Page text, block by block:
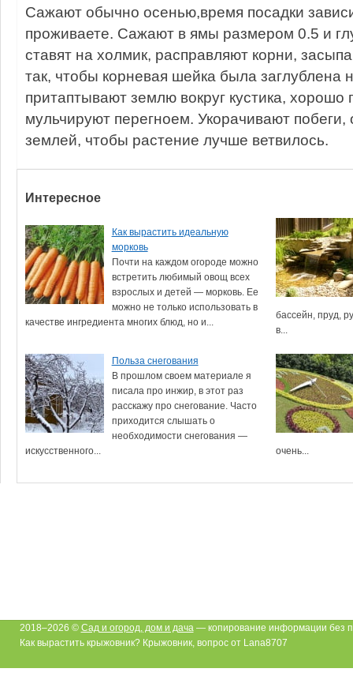
Сажают обычно осенью,время посадки
проживаете. Сажают в ямы размером 0.5 и
ставят на холмик, расправляют корни,
так, чтобы корневая шейка была заглублена
притаптывают землю вокруг кустика, хорошо
мульчируют перегноем. Укорачивают побеги,
землей, чтобы растение лучше ветвилось.
Интересное
Как вырастить идеальную
морковь
Почти на каждом огороде можно
встретить любимый овощ всех
взрослых и детей — морковь. Ее
можно не только использовать в
качестве ингредиента многих блюд, но и...
бассейн, пруд,
в...
Польза снегования
В прошлом своем материале я
писала про инжир, в этот раз
расскажу про снегование. Часто
приходится слышать о
необходимости снегования —
искусственного...
очень...
2018–2026 © Сад и огород, дом и дача— копирование информации без
Как вырастить крыжовник? Крыжовник, вопрос от Lana8707